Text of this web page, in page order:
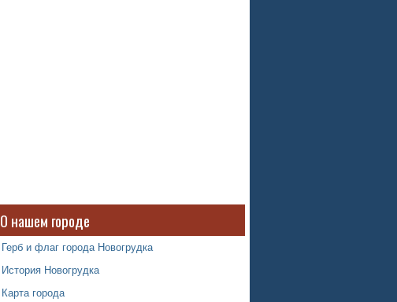
О нашем городе
Герб и флаг города Новогрудка
История Новогрудка
Карта города